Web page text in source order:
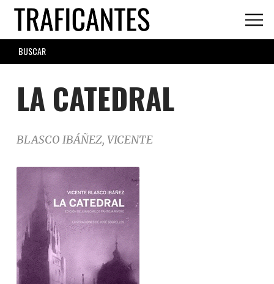
Skip
main
content
SEARCH
FORM
LA CATEDRAL
BLASCO IBÁÑEZ, VICENTE